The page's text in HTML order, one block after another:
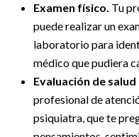
Examen físico. Tu
puede realizar un
laboratorio para
médico que pudiera
Evaluación de
profesional de
psiquiatra, que te